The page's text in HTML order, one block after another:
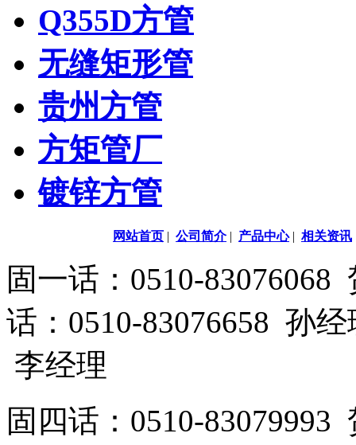
Q355D方管
无缝矩形管
贵州方管
方矩管厂
镀锌方管
网站首页 | 公司简介| 产品中心| 相关资讯
固一话：0510-
话：0510-83076658 孙
李经理
固四话：0510-